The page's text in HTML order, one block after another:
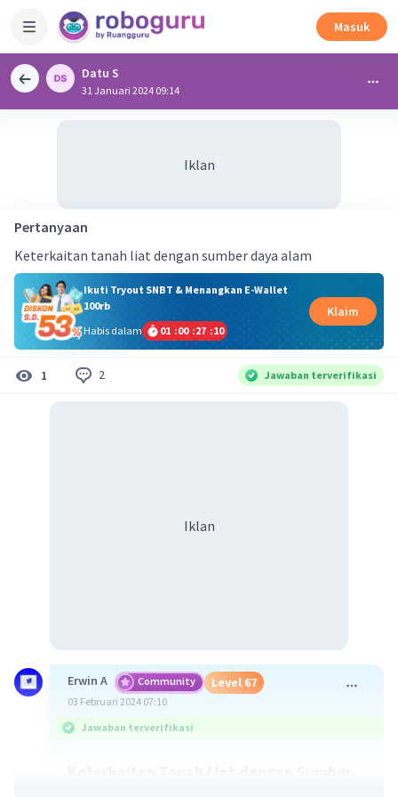
Masuk
Datu S
31 Januari 2024 09:14
Iklan
Pertanyaan
Keterkaitan tanah liat dengan sumber daya alam
Ikuti Tryout SNBT & Menangkan E-Wallet
100rb
Habis dalam
01 :00 :27 :10
Klaim
1 2 Jawaban terverifikasi
Iklan
Erwin A Community Level 67
03 Februari 2024 07:10
Jawaban terverifikasi